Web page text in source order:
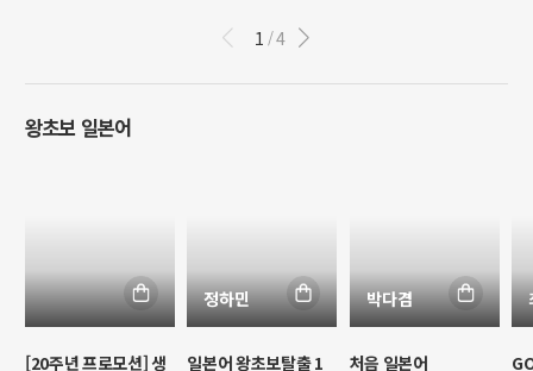
1 /4
왕초보 일본어
[20주년 프로모션] 생
정하민
일본어 왕초보탈출 1
박다겸
처음 일본어